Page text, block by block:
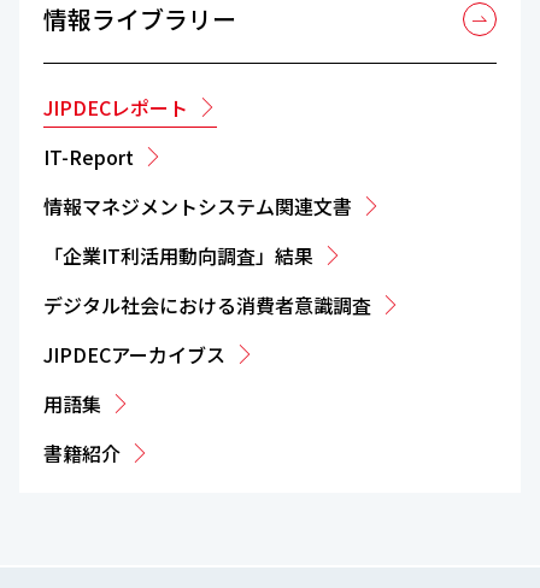
情報ライブラリー
JIPDECレポート
IT-Report
情報マネジメントシステム関連文書
「企業IT利活用動向調査」結果
デジタル社会における消費者意識調査
JIPDECアーカイブス
用語集
書籍紹介